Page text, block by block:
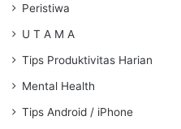
Peristiwa
U T A M A
Tips Produktivitas Harian
Mental Health
Tips Android / iPhone